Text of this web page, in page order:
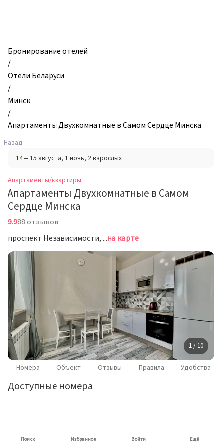
и
квартиры,
Апартаменты
Двухкомнатные
в
Самом
Сердце
Минска,
Минск,
Беларусь
Бронирование отелей
/
Отели Беларуси
/
Минск
/
Апартаменты Двухкомнатные в Самом Сердце Минска
Назад
14 – 15 августа, 1 ночь, 2 взрослых
Апартаменты/квартиры
Апартаменты Двухкомнатные в Самом
Сердце Минска
9.988 отзывов
проспект Независимости, д.23, Минскна карте
1 / 10
Номера Объект Отзывы Правила Удобства
Доступные номера
Поиск Избранное Войти Ещё